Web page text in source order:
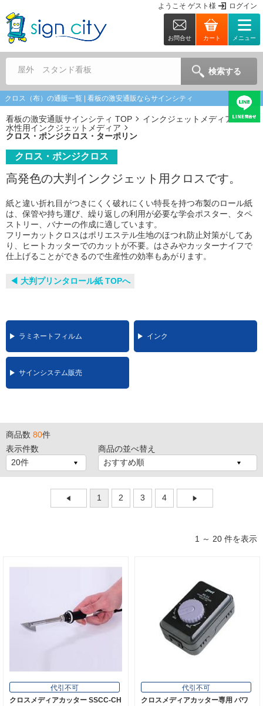
ようこそ ゲスト 様 ログイン
お問合せ カート メニュー
屋外 スタンド看板 検索する
クロス（布）の通販一覧 | 看板の激安通販ならサインシティ
看板の激安通販サインシティ TOP
インクジェットメディア
水性用インクジェットメディア
クロス・ポンジクロス・ターポリン
クロス・ポンジクロス
高発色の大判インクジェット用クロスです。
紙と違い折れ目がつきにくく破れにくい特長を持つ布製のロール紙
は、保管や持ち運び、繰り返しの利用が必要な学会ポスター、タペ
ストリー、バナーの作成に適しています。
フリーカットクロスはポリエステル生地のほつれ防止対策がしてあ
り、ヒートカッターでのカットが不要。はさみやカッターナイフで
仕上げることができるので生産性の効率もあがります。
◀︎ 大判プリンタロール紙 TOPへ
ラミネートフィルム インク
サインシステム販売
商品数 80件
表示件数
商品の並べ替え
1 2 3 4
1 ～ 20 件を表示
代引不可
クロスメディアカッター SSCC-CH
代引不可
クロスメディアカッター専用 パワ